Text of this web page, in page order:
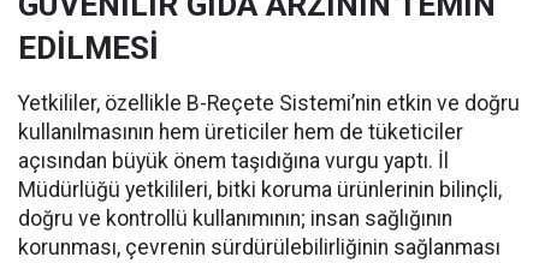
EDİLMESİ
Yetkililer, özellikle B-Reçete Sistemi’nin etkin ve doğru
kullanılmasının hem üreticiler hem de tüketiciler
açısından büyük önem taşıdığına vurgu yaptı. İl
Müdürlüğü yetkilileri, bitki koruma ürünlerinin bilinçli,
doğru ve kontrollü kullanımının; insan sağlığının
korunması, çevrenin sürdürülebilirliğinin sağlanması